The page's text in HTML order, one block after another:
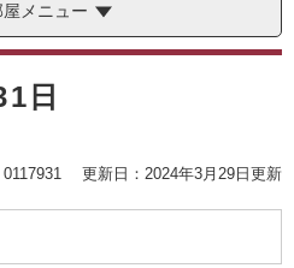
メニュー
日
更新日：2024年3月29日更新